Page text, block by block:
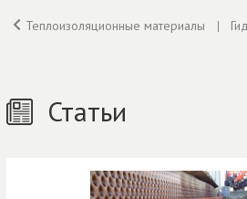
Статьи
Теплоизоляционные материалы